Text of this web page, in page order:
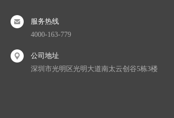
网站地图
服务热线
4000-163-779
公司地址
深圳市光明区光明大道南太云创谷5栋3楼